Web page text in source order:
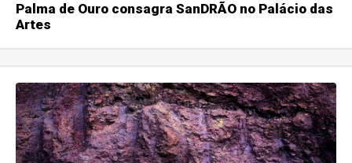
Palma de Ouro consagra SanDRÃO no Palácio das
Artes